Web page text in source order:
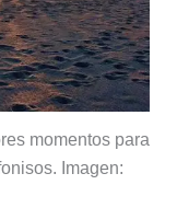
momentos para
Imagen: